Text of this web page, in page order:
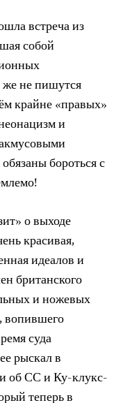
встреча из
собой
же не пишутся
крайне «правых»
и
бороться с
о выходе
красивая,
идеалов и
британского
и ножевых
вопившего
суда
рыскал в
об СС и Ку-клукс-
теперь в